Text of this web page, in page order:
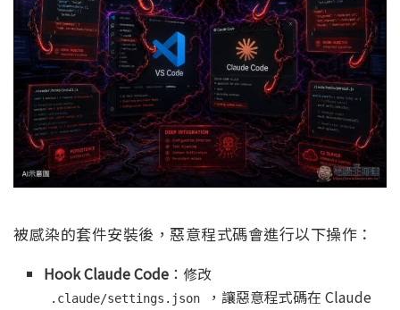
被感染的套件安裝後，惡意程式碼會進行以下操作：
Hook Claude Code ：修改
.claude/settings.json
，讓惡意程式碼在 Claude